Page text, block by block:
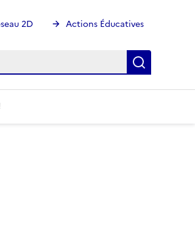
2D Actions Éducatives